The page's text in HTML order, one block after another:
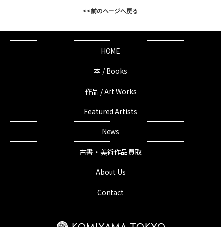
<<前のページへ戻る
HOME
本 / Books
作品 / Art Works
Featured Artists
News
古書・美術作品買取
About Us
Contact